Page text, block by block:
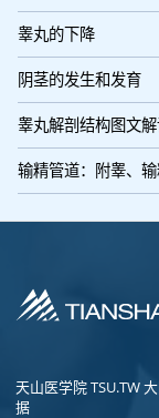
睾丸的下降
阴茎的发生和发育
睾丸解剖结构图文
输精管道：附睾、
天山医学院 TSU.TW
据